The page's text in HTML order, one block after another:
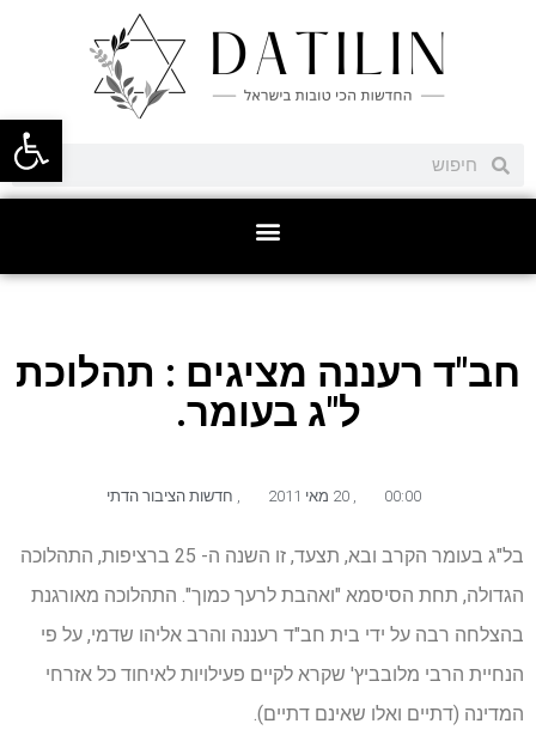
פתח
חב"ד רעננה מציגים : תהלוכת
ל"ג בעומר.
00:00
, 20 מאי 2011 , חדשות הציבור הדתי
בל"ג בעומר הקרב ובא, תצעד, זו השנה ה- 25 ברציפות, התהלוכה
הגדולה, תחת הסיסמא "ואהבת לרעך כמוך". התהלוכה מאורגנת
בהצלחה רבה על ידי בית חב"ד רעננה והרב אליהו שדמי, על פי
הנחיית הרבי מלובביץ' שקרא לקיים פעילויות לאיחוד כל אזרחי
המדינה (דתיים ואלו שאינם דתיים).